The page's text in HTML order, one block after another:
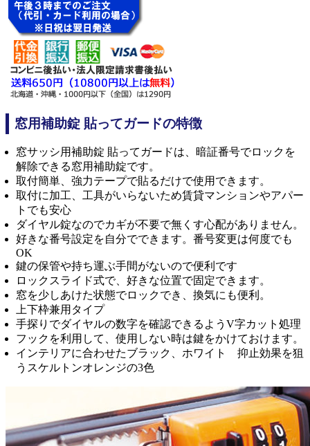
窓用補助錠 貼ってガードの特徴
窓サッシ用補助錠 貼ってガードは、暗証番号でロックを
解除できる窓用補助錠です。
取付簡単、強力テープで貼るだけで使用できます。
取付に加工、工具がいらないため賃貸マンションやアパー
トでも安心
ダイヤル錠なのでカギが不要で無くす心配がありません。
好きな番号設定を自分でできます。番号変更は何度でも
OK
鍵の保管や持ち運ぶ手間がないので便利です
ロックスライド式で、好きな位置で固定できます。
窓を少しあけた状態でロックでき、換気にも便利。
上下枠兼用タイプ
手探りでダイヤルの数字を確認できるようV字カット処理
フックを利用して、使用しない時は鍵をかけておけます。
インテリアに合わせたブラック、ホワイト 抑止効果を狙
うスケルトンオレンジの3色